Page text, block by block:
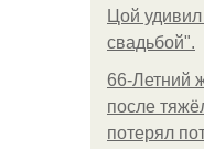
Цой
свадьбой".
66-Летний
после
потерял